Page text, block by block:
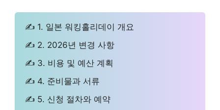
✍ 1. 일본 워킹홀리데이 개요
✍ 2. 2026년 변경 사항
✍ 3. 비용 및 예산 계획
✍ 4. 준비물과 서류
✍ 5. 신청 절차와 예약